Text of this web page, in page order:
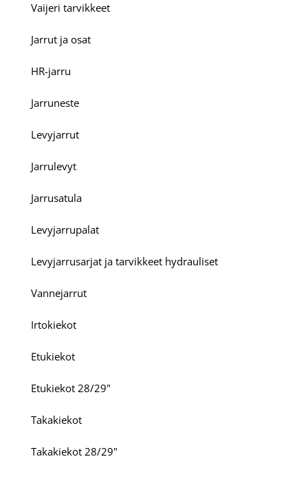
Vaijeri tarvikkeet
Jarrut ja osat
HR-jarru
Jarruneste
Levyjarrut
Jarrulevyt
Jarrusatula
Levyjarrupalat
Levyjarrusarjat ja tarvikkeet hydrauliset
Vannejarrut
Irtokiekot
Etukiekot
Etukiekot 28/29"
Takakiekot
Takakiekot 28/29"